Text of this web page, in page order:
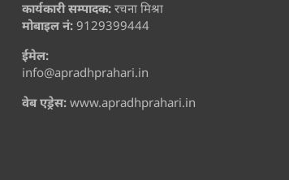
कार्यकारी सम्पादक:रचना मिश्रा
मोबाइल नं: 9129399444
ईमेल:
info@apradhprahari.in
वेब एड्रेस:www.apradhprahari.in